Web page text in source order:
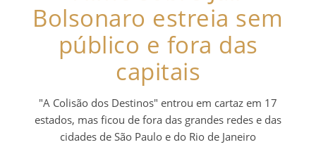
Bolsonaro estreia sem
público e fora das
capitais
"A Colisão dos Destinos" entrou em cartaz em 17
estados, mas ficou de fora das grandes redes e das
cidades de São Paulo e do Rio de Janeiro